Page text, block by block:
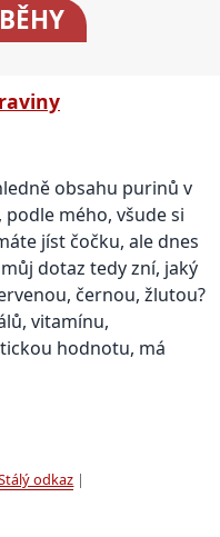
obsahu purinů v
mého, všude si
jíst čočku, ale dnes
dotaz tedy zní, jaký
černou, žlutou?
vitamínu,
hodnotu, má
odkaz |